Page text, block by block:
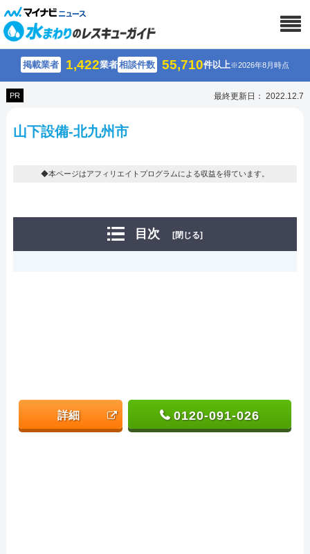
掲載業者 1,422業者相談件数 55,710件以上※2026年8月時点
PR 最終更新日： 2022.12.7
山下設備-北九州市
◆本ページはアフィリエイトプログラムによる収益を得ています。
目次 [閉じる]
詳細 0120-091-026